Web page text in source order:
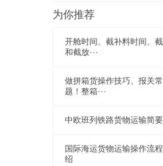
为你推荐
开舱时间、截补料时间、
和截放···
做拼箱货操作技巧、报关
题！整箱···
中欧班列铁路货物运输简
国际海运货物运输操作流
绍